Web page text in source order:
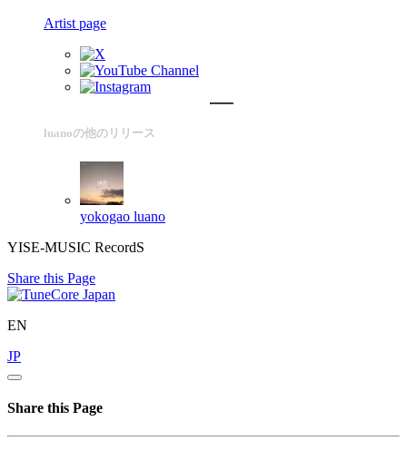
Artist page
luanoの他のリリース
yokogao luano
YISE-MUSIC RecordS
Share this Page
EN
JP
Share this Page